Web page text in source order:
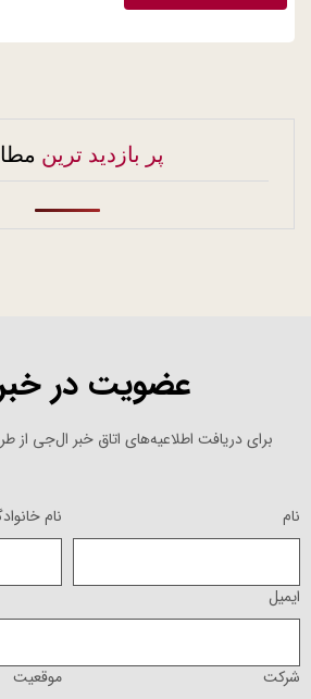
پر بازدید ترین
عضویت در
برای دریافت اطلاعیه‌های اتاق خبر ال‌جی از
نام نام
ایمیل
شرکت موقعیت